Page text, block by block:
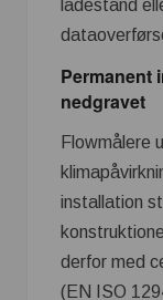
ladestand
Permanent
nedgravet
Flowmålere
installation
derfor med
(EN ISO